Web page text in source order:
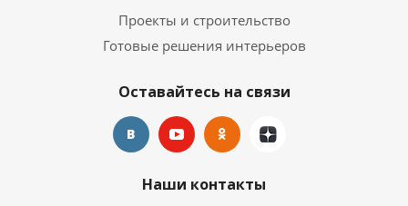
Проекты и строительство
Готовые решения интерьеров
Оставайтесь на связи
Наши контакты